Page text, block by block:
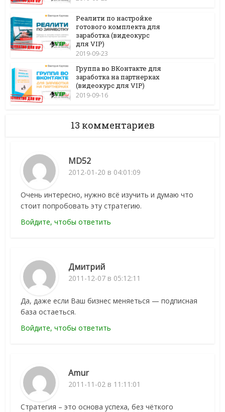
Реалити по настройке
готового комплекта для
заработка (видеокурс
для VIP)
2019-09-23
Группа во ВКонтакте для
заработка на партнерках
(видеокурс для VIP)
2019-09-16
13 комментариев
MD52
2012-01-20 в 04:01:09
Очень интересно, нужно всё изучить и думаю что
стоит попробовать эту стратегию.
Войдите, чтобы ответить
Дмитрий
2011-12-07 в 05:12:11
Да, даже если Ваш бизнес меняеться — подписная
база остаеться.
Войдите, чтобы ответить
Amur
2011-11-02 в 11:11:01
Стратегия – это основа успеха, без чёткого